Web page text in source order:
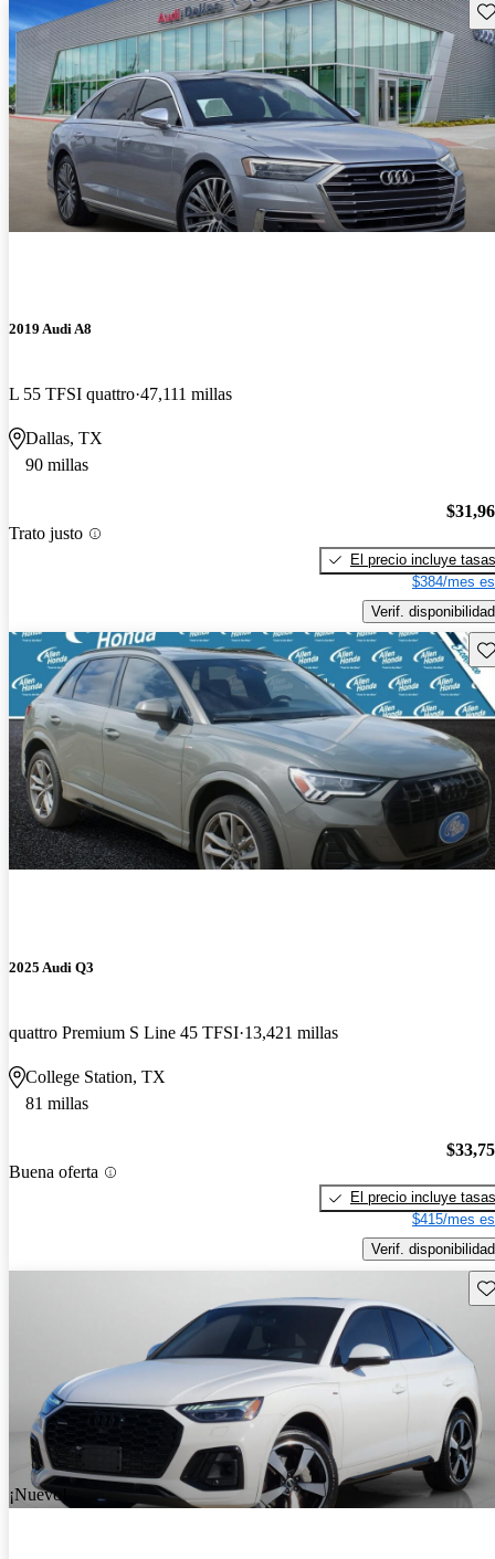
2019 Audi A8
L 55 TFSI quattro 47,111 millas
Dallas, TX
90 millas
Trato justo
El precio incluye tasas
$384/mes
Verif. disponibilidad
2025 Audi Q3
quattro Premium S Line 45 TFSI 13,421 millas
College Station, TX
81 millas
Buena oferta
El precio incluye tasas
$415/mes
Verif. disponibilidad
¡Nuevo!